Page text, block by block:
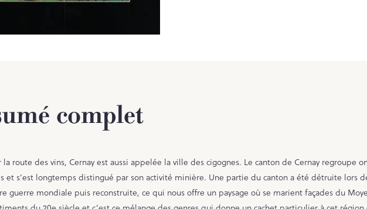
complet
la route des vins, Cernay est aussi appelée la ville des cigognes. Le canton de Cernay regroupe
et s’est longtemps distingué par son activité minière. Une partie du canton a été détruite lors
guerre mondiale puis reconstruite, ce qui nous offre un paysage où se marient façades du